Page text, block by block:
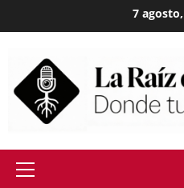
to
7
Primary